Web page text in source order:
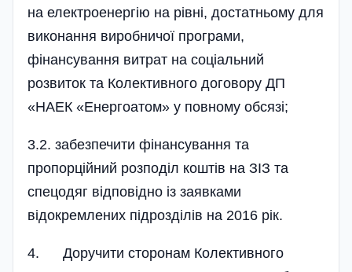
на електроенергію на рівні, достатньому для
виконання виробничої програми,
фінансування витрат на соці­альний
розвиток та Колективного договору ДП
«НАЕК «Енергоатом» у повному обсязі;
3.2. забезпечити фінансування та
пропорційний розподіл коштів на ЗІЗ та
спец­одяг відповідно із заявками
відокремлених підрозділів на 2016 рік.
4. Доручити сторонам Колективного